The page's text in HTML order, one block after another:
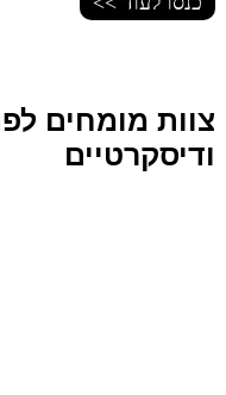
צוות מומחים
ודיסקרטיים